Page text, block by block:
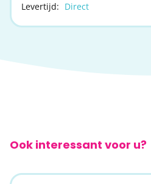
Levertijd: Direct
Ook interessant voor u?